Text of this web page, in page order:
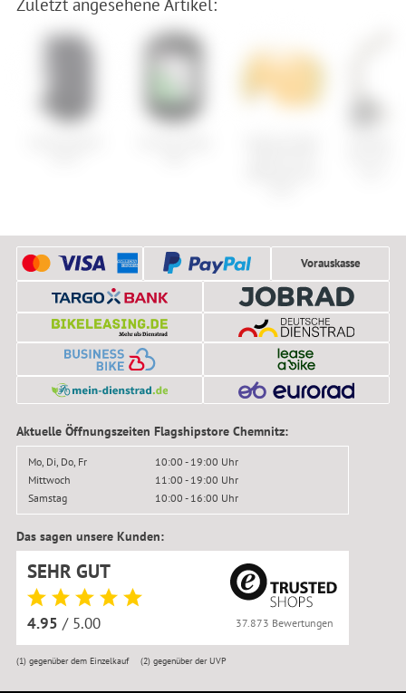
Zuletzt angesehene Artikel:
Vorauskasse
Aktuelle Öffnungszeiten Flagshipstore Chemnitz:
Mo, Di, Do, Fr
10:00 - 19:00 Uhr
Mittwoch
11:00 - 19:00 Uhr
Samstag
10:00 - 16:00 Uhr
Das sagen unsere Kunden:
SEHR GUT
4.95 / 5.00 37.873 Bewertungen
(1)gegenüber dem Einzelkauf (2) gegenüber der UVP